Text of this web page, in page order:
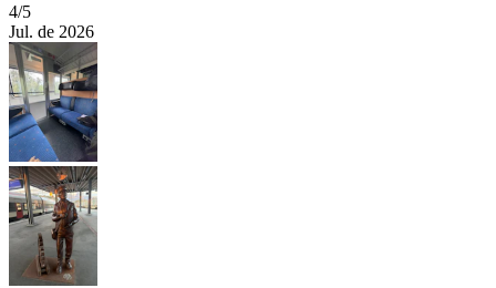
4/5
Jul. de 2026